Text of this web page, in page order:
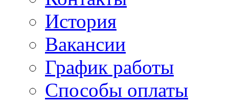
История
Вакансии
График работы
Способы оплаты